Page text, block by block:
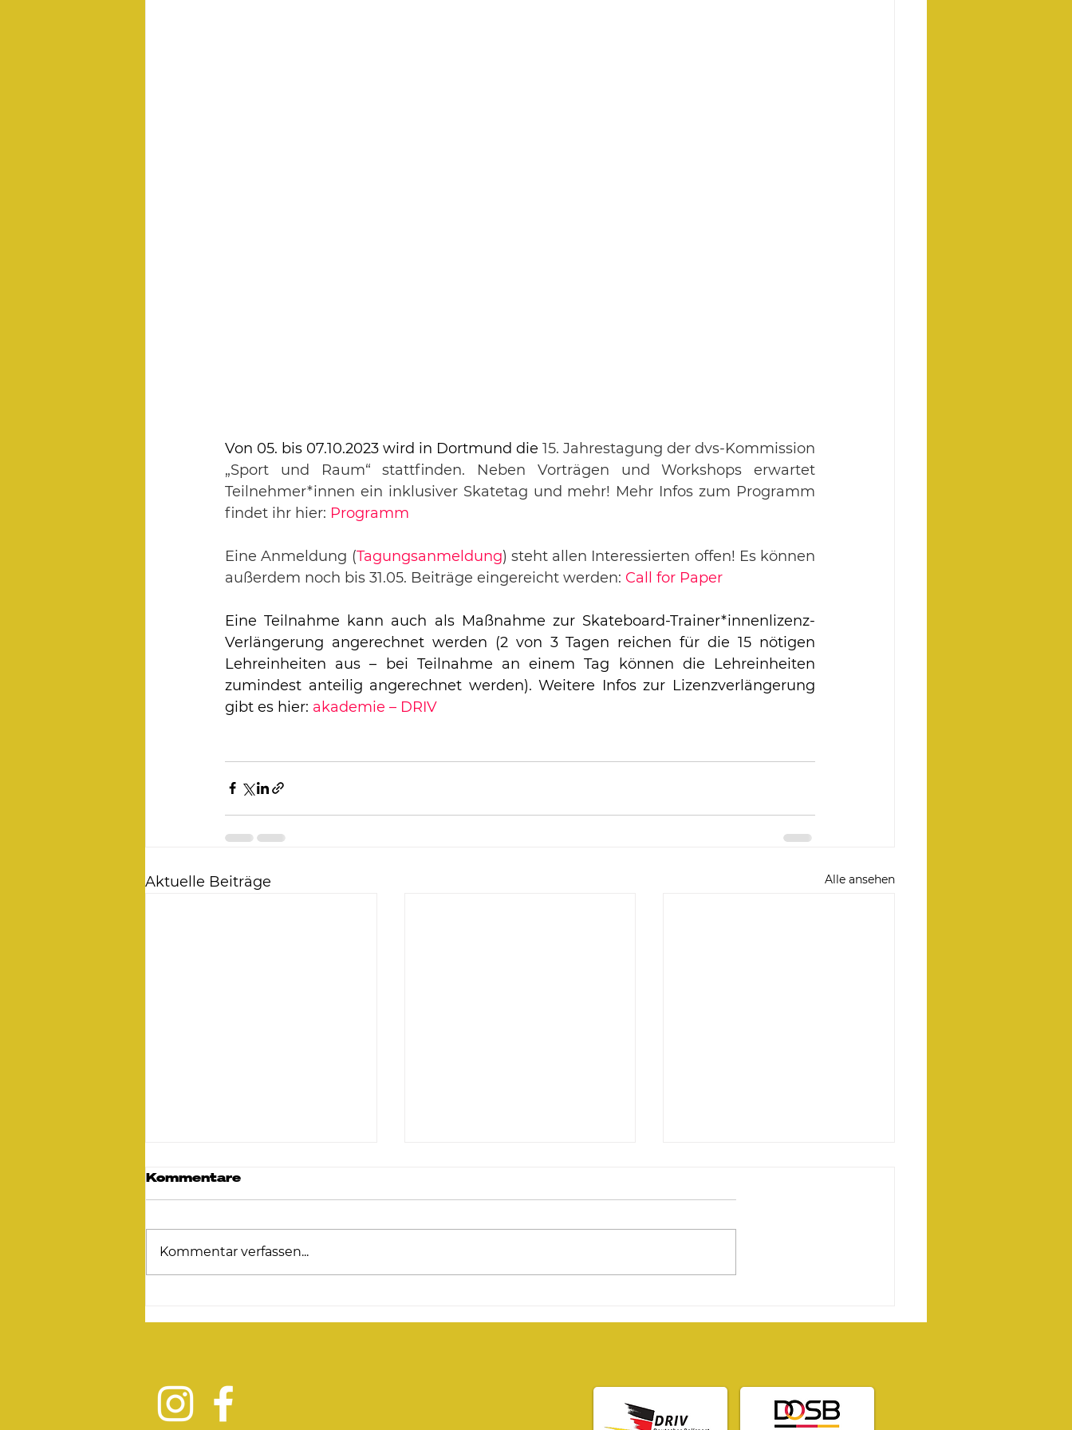
Von 05. bis 07.10.2023 wird in Dortmund die 15. Jahrestagung der dvs-Kommission
„Sport und Raum“ stattfinden. Neben Vorträgen und Workshops erwartet
Teilnehmer*innen ein inklusiver Skatetag und mehr! Mehr Infos zum Programm
findet ihr hier: Programm
Eine Anmeldung (Tagungsanmeldung) steht allen Interessierten offen! Es können
außerdem noch bis 31.05. Beiträge eingereicht werden: Call for Paper
Eine Teilnahme kann auch als Maßnahme zur Skateboard-Trainer*innenlizenz-
Verlängerung angerechnet werden (2 von 3 Tagen reichen für die 15 nötigen
Lehreinheiten aus – bei Teilnahme an einem Tag können die Lehreinheiten
zumindest anteilig angerechnet werden). Weitere Infos zur Lizenzverlängerung
gibt es hier: akademie – DRIV
Aktuelle Beiträge Alle ansehen
in Leipzig
Landesmeisterschaft
dem Erasmus+ Projekt
Kommentare
Kommentar verfassen...